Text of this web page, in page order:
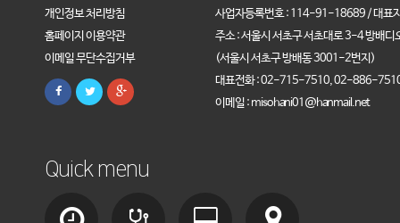
개인정보 처리방침
홈페이지 이용약관
이메일 무단수집거부
사업자등록번호 : 114-91-18689 / 대표
주소 : 서울시 서초구 서초대로 3-4 방배
(서울시 서초구 방배동 3001-2번지)
대표전화 : 02-715-7510, 02-886-
이메일 : misohani01@hanmail.net
Quick menu